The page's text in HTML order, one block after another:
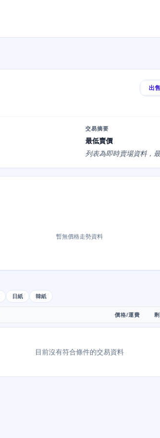
出售
交易摘要
最低賣價
列表為即時賣場資料，
暫無價格走勢資料
日紙 韓紙
價格/運費
目前沒有符合條件的交易資料